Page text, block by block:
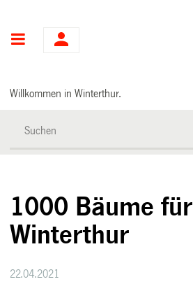
Hauptnavigation
Willkommen in Winterthur.
1000 Bäume für
Winterthur
22.04.2021